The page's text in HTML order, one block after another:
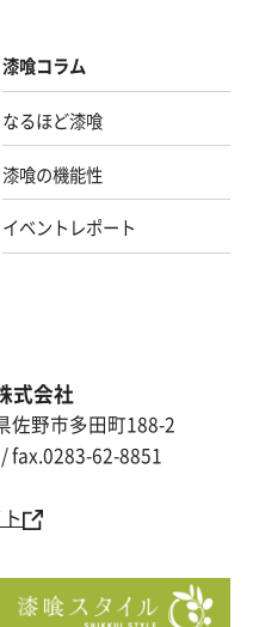
漆喰コラム
なるほど漆喰
漆喰の機能性
イベントレポート
式会社
佐野市多田町188-2
fax.0283-62-8851